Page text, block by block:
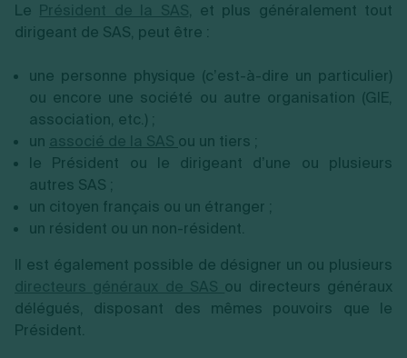
Le Président de la SAS, et plus généralement tout
dirigeant de SAS, peut être :
une personne physique (c’est-à-dire un particulier)
ou encore une société ou autre organisation (GIE,
association, etc.) ;
un associé de la SAS ou un tiers ;
le Président ou le dirigeant d’une ou plusieurs
autres SAS ;
un citoyen français ou un étranger ;
un résident ou un non-résident.
Il est également possible de désigner un ou plusieurs
directeurs généraux de SAS ou directeurs généraux
délégués, disposant des mêmes pouvoirs que le
Président.